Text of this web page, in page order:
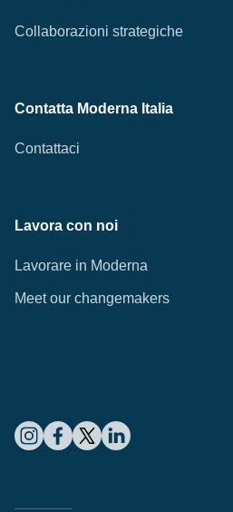
Collaborazioni strategiche
Contatta Moderna Italia
Contattaci
Lavora con noi
Lavorare in Moderna
Meet our changemakers